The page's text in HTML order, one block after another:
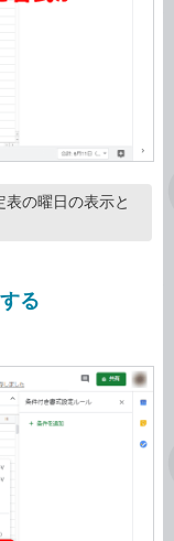
の曜日の表示と
る